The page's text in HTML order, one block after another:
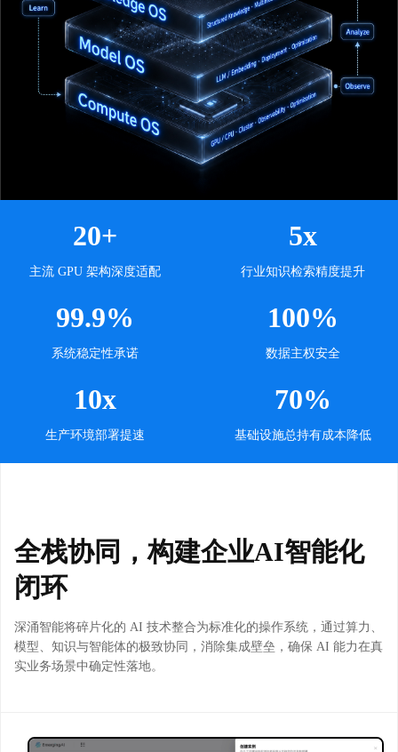
20+
主流 GPU 架构深度适配
5x
行业知识检索精度提升
99.9%
系统稳定性承诺
100%
数据主权安全
10x
生产环境部署提速
70%
基础设施总持有成本降低
全栈协同，构建企业AI智能化
闭环
深涌智能将碎片化的 AI 技术整合为标准化的操作系统，通过算力、
模型、知识与智能体的极致协同，消除集成壁垒，确保 AI 能力在真
实业务场景中确定性落地。